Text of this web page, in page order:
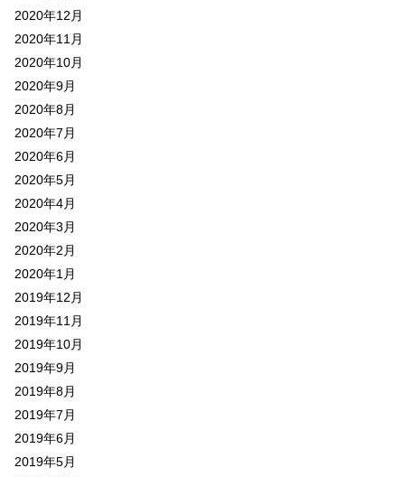
2020年12月
2020年11月
2020年10月
2020年9月
2020年8月
2020年7月
2020年6月
2020年5月
2020年4月
2020年3月
2020年2月
2020年1月
2019年12月
2019年11月
2019年10月
2019年9月
2019年8月
2019年7月
2019年6月
2019年5月